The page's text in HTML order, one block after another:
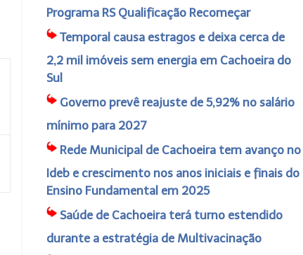
Programa RS Qualificação Recomeçar
Temporal causa estragos e deixa cerca de
2,2 mil imóveis sem energia em Cachoeira do
Sul
Governo prevê reajuste de 5,92% no salário
mínimo para 2027
Rede Municipal de Cachoeira tem avanço no
Ideb e crescimento nos anos iniciais e finais do
Ensino Fundamental em 2025
Saúde de Cachoeira terá turno estendido
durante a estratégia de Multivacinação